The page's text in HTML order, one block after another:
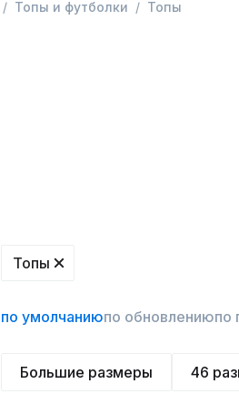
Топы и футболки Топы
Топы
по умолчаниюпо обновлениюпо
Большие размеры 46